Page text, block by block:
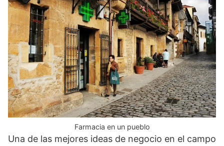
Farmacia en un pueblo
Una de las mejores ideas de negocio en el campo